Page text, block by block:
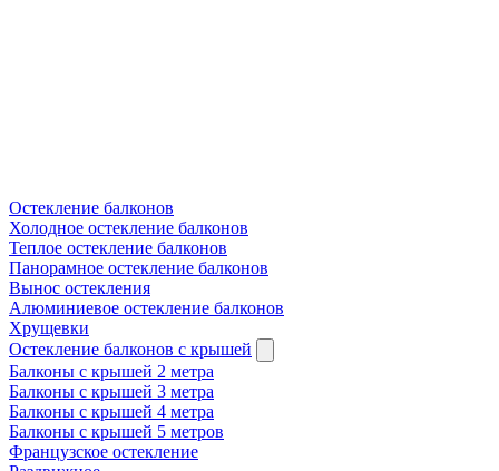
Остекление балконов
Холодное остекление балконов
Теплое остекление балконов
Панорамное остекление балконов
Вынос остекления
Алюминиевое остекление балконов
Хрущевки
Остекление балконов с крышей
Балконы с крышей 2 метра
Балконы с крышей 3 метра
Балконы с крышей 4 метра
Балконы с крышей 5 метров
Французское остекление